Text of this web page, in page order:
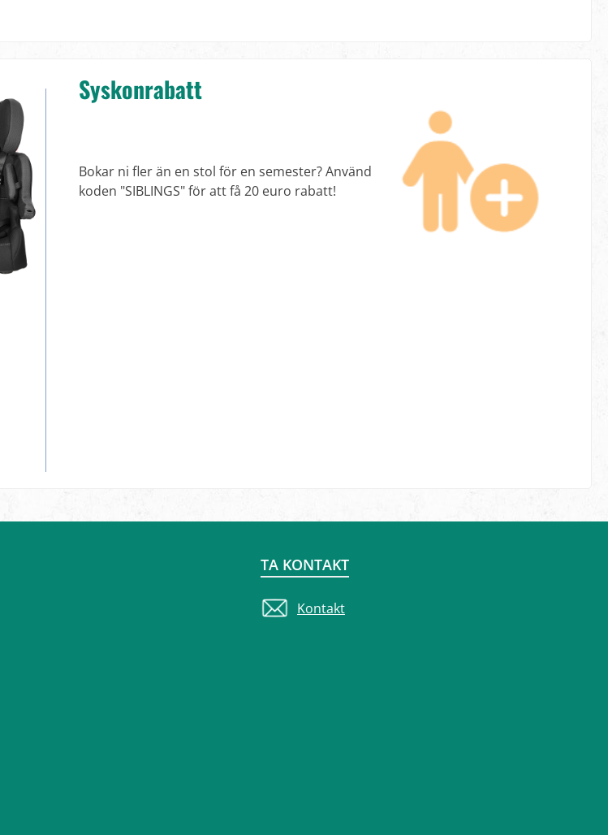
Syskonrabatt
Bokar ni fler än en stol för en semester? Använd
koden "SIBLINGS" för att få 20 euro rabatt!
TA KONTAKT
Kontakt